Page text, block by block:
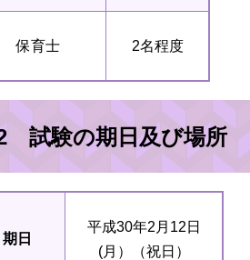
保育士 2名程度
試験の期日及び場所
期日
平成30年2月12日
(月）（祝日）